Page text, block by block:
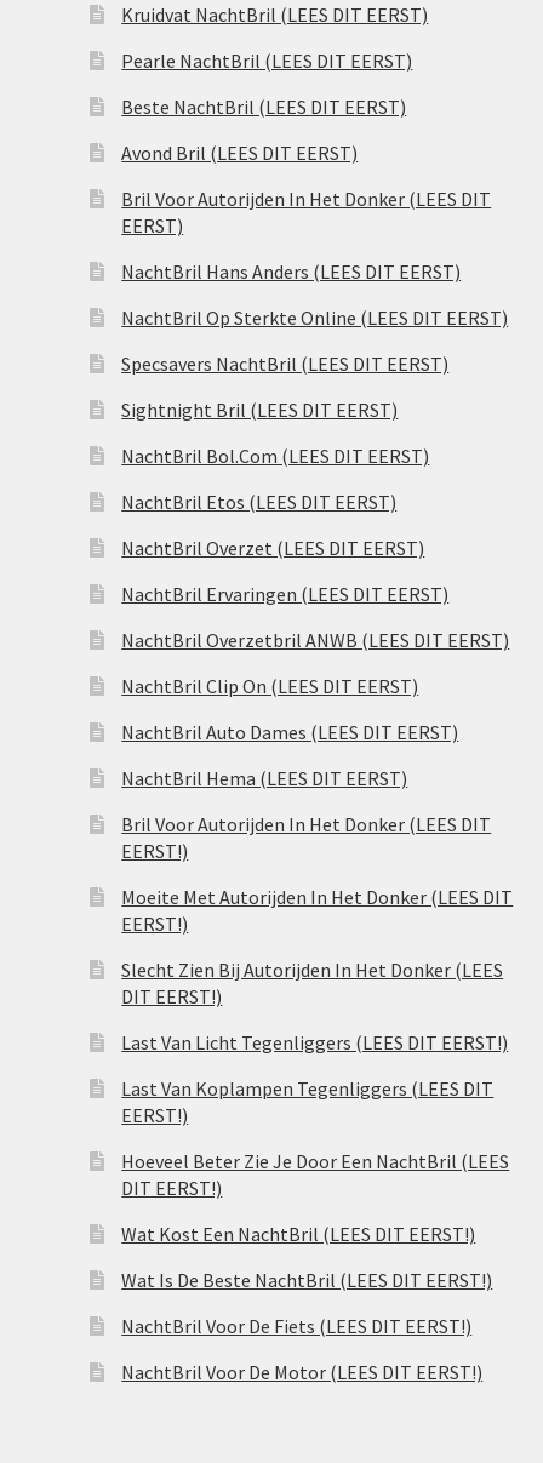
Kruidvat NachtBril (LEES DIT EERST)
Pearle NachtBril (LEES DIT EERST)
Beste NachtBril (LEES DIT EERST)
Avond Bril (LEES DIT EERST)
Bril Voor Autorijden In Het Donker (LEES DIT
EERST)
NachtBril Hans Anders (LEES DIT EERST)
NachtBril Op Sterkte Online (LEES DIT EERST)
Specsavers NachtBril (LEES DIT EERST)
Sightnight Bril (LEES DIT EERST)
NachtBril Bol.Com (LEES DIT EERST)
NachtBril Etos (LEES DIT EERST)
NachtBril Overzet (LEES DIT EERST)
NachtBril Ervaringen (LEES DIT EERST)
NachtBril Overzetbril ANWB (LEES DIT EERST)
NachtBril Clip On (LEES DIT EERST)
NachtBril Auto Dames (LEES DIT EERST)
NachtBril Hema (LEES DIT EERST)
Bril Voor Autorijden In Het Donker (LEES DIT
EERST!)
Moeite Met Autorijden In Het Donker (LEES DIT
EERST!)
Slecht Zien Bij Autorijden In Het Donker (LEES
DIT EERST!)
Last Van Licht Tegenliggers (LEES DIT EERST!)
Last Van Koplampen Tegenliggers (LEES DIT
EERST!)
Hoeveel Beter Zie Je Door Een NachtBril (LEES
DIT EERST!)
Wat Kost Een NachtBril (LEES DIT EERST!)
Wat Is De Beste NachtBril (LEES DIT EERST!)
NachtBril Voor De Fiets (LEES DIT EERST!)
NachtBril Voor De Motor (LEES DIT EERST!)